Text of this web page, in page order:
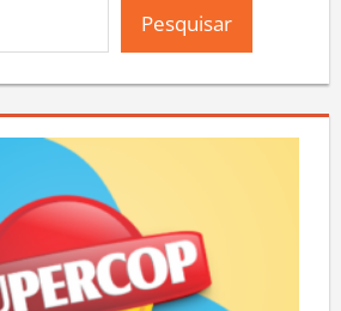
Pesquisar